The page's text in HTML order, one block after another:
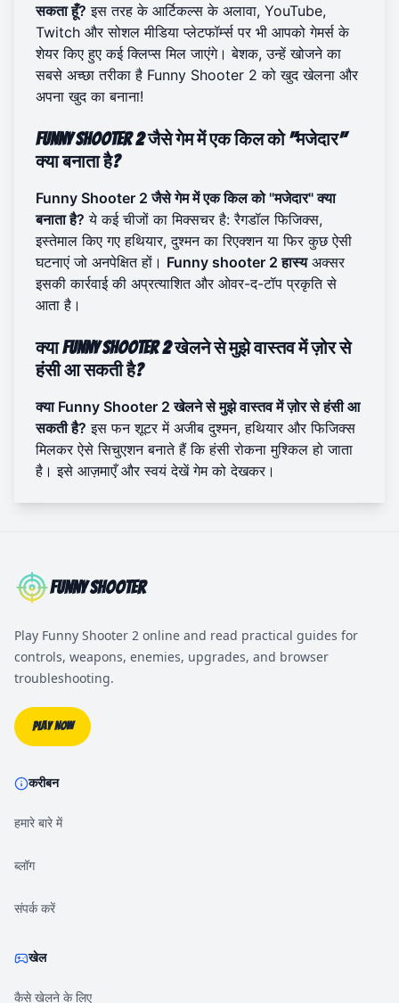
सकता हूँ? इस तरह के आर्टिकल्स के अलावा, YouTube,
Twitch और सोशल मीडिया प्लेटफॉर्म्स पर भी आपको गेमर्स के
शेयर किए हुए कई क्लिप्स मिल जाएंगे। बेशक, उन्हें खोजने का
सबसे अच्छा तरीका है Funny Shooter 2 को खुद खेलना और
अपना खुद का बनाना!
Funny Shooter 2 जैसे गेम में एक किल को "मजेदार"
क्या बनाता है?
Funny Shooter 2 जैसे गेम में एक किल को "मजेदार" क्या
बनाता है? ये कई चीजों का मिक्सचर है: रैगडॉल फिजिक्स,
इस्तेमाल किए गए हथियार, दुश्मन का रिएक्शन या फिर कुछ ऐसी
घटनाएं जो अनपेक्षित हों। Funny shooter 2 हास्यअक्सर
इसकी कार्रवाई की अप्रत्याशित और ओवर-द-टॉप प्रकृति से
आता है।
क्या Funny Shooter 2 खेलने से मुझे वास्तव में ज़ोर से
हंसी आ सकती है?
क्या Funny Shooter 2 खेलने से मुझे वास्तव में ज़ोर से हंसी आ
सकती है? इस फन शूटर में अजीब दुश्मन, हथियार और फिजिक्स
मिलकर ऐसे सिचुएशन बनाते हैं कि हंसी रोकना मुश्किल हो जाता
है। इसे आज़माएँ और स्वयं देखेंगेम को देखकर।
Funny Shooter
Play Funny Shooter 2 online and read practical guides for
controls, weapons, enemies, upgrades, and browser
troubleshooting.
Play Now
करीबन
हमारे बारे में
ब्लॉग
संपर्क करें
खेल
कैसे खेलने के लिए